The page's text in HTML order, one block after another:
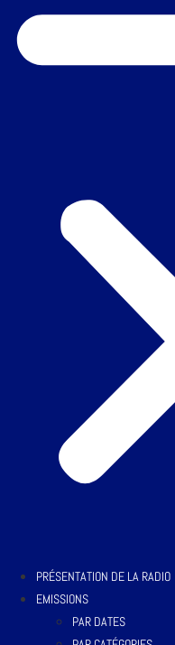
PRÉSENTATION DE LA RADIO
EMISSIONS
PAR DATES